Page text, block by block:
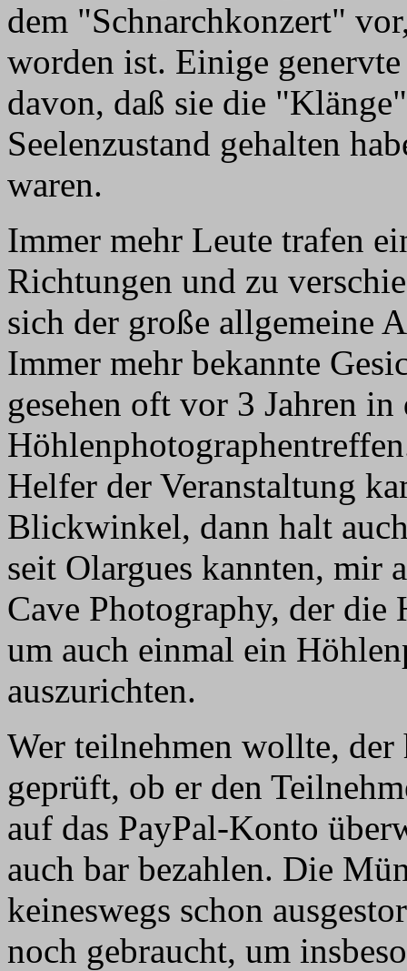
dem "Schnarchkonzert"
worden ist. Einige
davon, daß sie die
Seelenzustand gehalten
waren.
Immer mehr Leute trafen
Richtungen und zu
sich der große allgemeine
Immer mehr bekannte
gesehen oft vor 3 Jahren
Helfer der Veranstaltung
Blickwinkel, dann halt
seit Olargues kannten, mir
Cave Photography, der
um auch einmal ein
auszurichten.
Wer teilnehmen wollte,
geprüft, ob er den
auf das PayPal-Konto
auch bar bezahlen. Die
keineswegs schon
noch gebraucht, um